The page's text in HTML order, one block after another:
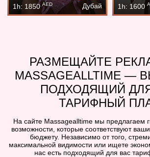
1h: 1850AED Дубай 1h: 1600
РАЗМЕЩАЙТЕ
MASSAGEALLTIME —
ПОДХОДЯЩИЙ
ТАРИФНЫЙ
На сайте Massagealltime мы предлагаем
возможности, которые соответствуют
бюджету. Независимо от того,
максимальной видимости или ищете
нас есть подходящий для вас